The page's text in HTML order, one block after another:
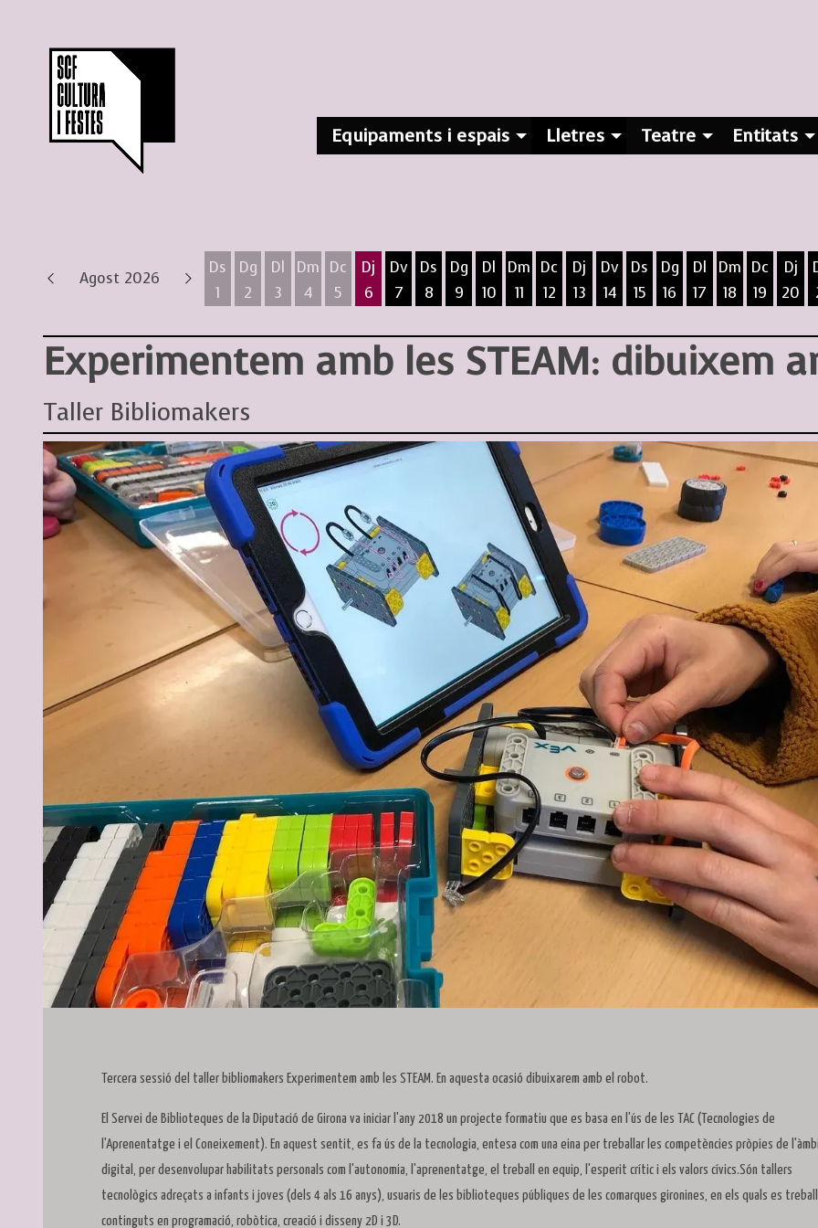
Equipaments i espais Lletres Teatre Entitats
Agost 2026
Ds
1
Dg
2
Dl
3
Dm
4
Dc
5
Dj
6
Dv
7
Ds
8
Dg
9
Dl
10
Dm
11
Dc
12
Dj
13
Dv
14
Ds
15
Dg
16
Dl
17
Dm
18
Dc
19
Dj
20
Experimentem amb les STEAM: dibuixem
Taller Bibliomakers
Tercera sessió del taller bibliomakers Experimentem amb les STEAM. En aquesta ocasió dibuixarem amb el robot.
El Servei de Biblioteques de la Diputació de Girona va iniciar l'any 2018 un projecte formatiu que es basa en l'ús de les TAC (Tecnologies de
l'Aprenentatge i el Coneixement). En aquest sentit, es fa ús de la tecnologia, entesa com una eina per treballar les competències pròpies de
digital, per desenvolupar habilitats personals com l'autonomia, l'aprenentatge, el treball en equip, l'esperit crític i els valors cívics.Són tallers
tecnològics adreçats a infants i joves (dels 4 als 16 anys), usuaris de les biblioteques públiques de les comarques gironines, en els quals es
continguts en programació, robòtica, creació i disseny 2D i 3D.